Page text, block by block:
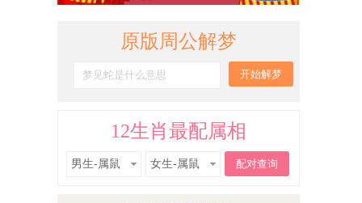
原版周公解梦
12生肖最配属相
男生-属鼠 女生-属鼠